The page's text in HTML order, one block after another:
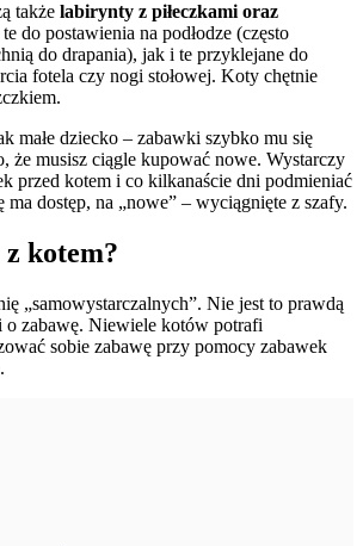
także labirynty z piłeczkami oraz
do postawienia na podłodze (często
do drapania), jak i te przyklejane do
fotela czy nogi stołowej. Koty chętnie
małe dziecko – zabawki szybko mu się
że musisz ciągle kupować nowe. Wystarczy
przed kotem i co kilkanaście dni podmieniać
dostęp, na „nowe” – wyciągnięte z szafy.
kotem?
„samowystarczalnych”. Nie jest to prawdą
o zabawę. Niewiele kotów potrafi
sobie zabawę przy pomocy zabawek